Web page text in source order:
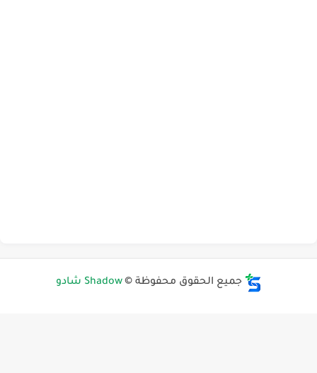
جميع الحقوق محفوظة © Shadow شادو